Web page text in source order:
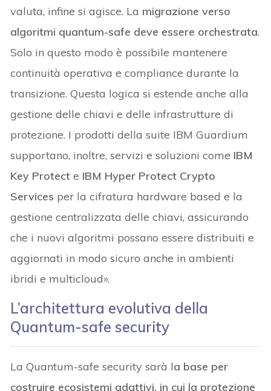
valuta, infine si agisce. La migrazione verso
algoritmi quantum-safe deve essere orchestrata.
Solo in questo modo è possibile mantenere
continuità operativa e compliance durante la
transizione. Questa logica si estende anche alla
gestione delle chiavi e delle infrastrutture di
protezione. I prodotti della suite IBM Guardium
supportano, inoltre, servizi e soluzioni come IBM
Key Protect e IBM Hyper Protect Crypto
Services per la cifratura hardware based e la
gestione centralizzata delle chiavi, assicurando
che i nuovi algoritmi possano essere distribuiti e
aggiornati in modo sicuro anche in ambienti
ibridi e multicloud».
L’architettura evolutiva della
Quantum-safe security
La Quantum-safe security sarà la base per
costruire ecosistemi adattivi, in cui la protezione